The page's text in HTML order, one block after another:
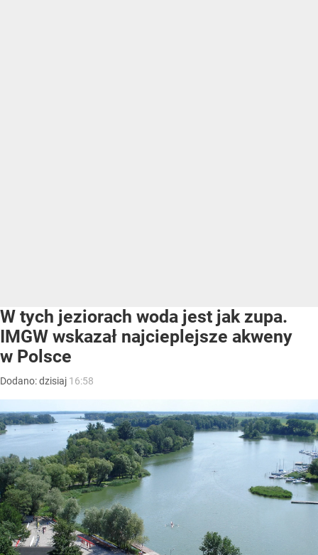
W tych jeziorach woda jest jak zupa.
IMGW wskazał najcieplejsze akweny
w Polsce
Dodano:dzisiaj 16:58